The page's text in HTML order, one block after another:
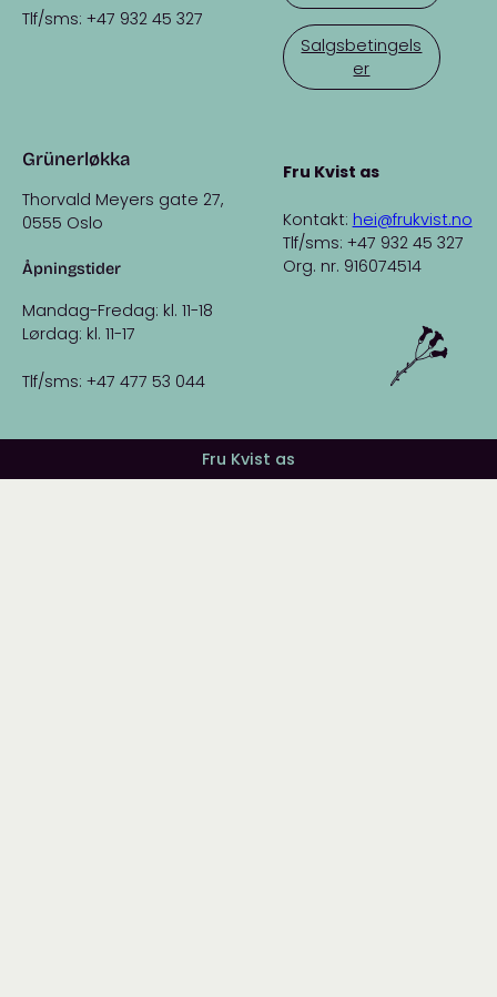
Tlf/sms: +47 932 45 327
Grünerløkka
Thorvald Meyers gate 27,
0555 Oslo
Åpningstider
Mandag-Fredag: kl. 11-18
Lørdag: kl. 11-17
Tlf/sms: +47 477 53 044
Salgsbetingels
er
Fru Kvist as
Kontakt: hei@frukvist.no
Tlf/sms: +47 932 45 327
Org. nr. 916074514
Fru Kvist as